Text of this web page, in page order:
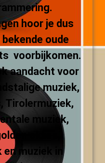
hoor je dus
oude
voorbijkomen.
aandacht voor
muziek,
Tirolermuziek,
muziek,
oldies,
en muziek in